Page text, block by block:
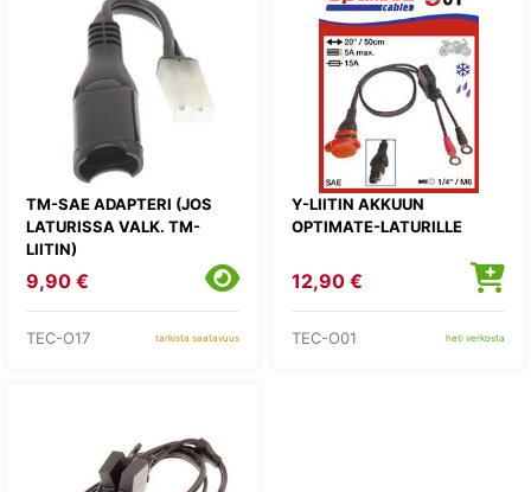
TM-SAE ADAPTERI (JOS
LATURISSA VALK. TM-
LIITIN)
9,90 €
TEC-O17 tarkista saatavuus
Y-LIITIN AKKUUN
OPTIMATE-LATURILLE
12,90 €
TEC-O01 heti verkosta